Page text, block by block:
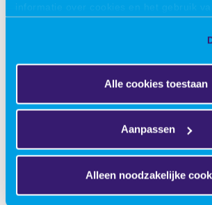
informatie over cookies en het gebruik van
Alle cookies toestaan
Aanpassen
Alleen noodzakelijke
De backing van
In onze kennismaking voor het interview
leeftijdsgenoten te werken. “Dat zijn niet
collega’s, maar ook vrienden. Buiten het
werken mensen van 24 tot 65 jaar. Er zijn
collega’s met veel ervaring, en dat is